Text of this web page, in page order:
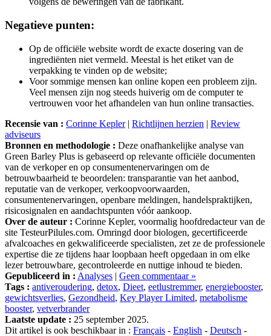
ingrediënten niet vermeld. Meestal is het etiket van de
verpakking te vinden op de website;
Voor sommige mensen kan online kopen een probleem zijn.
Veel mensen zijn nog steeds huiverig om de computer te
vertrouwen voor het afhandelen van hun online transacties.
adviseurs
Bronnen en methodologie :
Green Barley Plus is gebaseerd op relevante officiële documenten
van de verkoper en op consumentenervaringen om de
betrouwbaarheid te beoordelen: transparantie van het aanbod,
reputatie van de verkoper, verkoopvoorwaarden,
consumentenervaringen, openbare meldingen, handelspraktijken,
risicosignalen en aandachtspunten vóór aankoop.
Over de auteur :Corinne Kepler, voormalig hoofdredacteur van de
site TesteurPilules.com. Omringd door biologen, gecertificeerde
afvalcoaches en gekwalificeerde specialisten, zet ze de professionele
expertise die ze tijdens haar loopbaan heeft opgedaan in om elke
lezer betrouwbare, gecontroleerde en nuttige inhoud te bieden.
Gepubliceerd in : Analyses|Geen commentaar »
Tags : antiveroudering,detox ,Dieet,eetlustremmer
gewichtsverlies,Gezondheid, Key Player Limited,metabolisme
booster,vetverbrander
Laatste update :25 september 2025.
Dit artikel is ook beschikbaar in :Français
Español- Italiano-Português